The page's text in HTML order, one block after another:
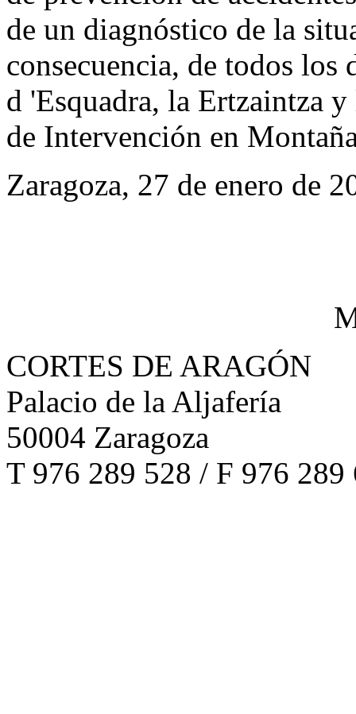
de un diagnóstico de la
consecuencia, de todos los
d 'Esquadra, la Ertzaintza
de Intervención en
Zaragoza, 27 de enero de
CORTES DE ARAGÓN
Palacio de la Aljafería
50004 Zaragoza
T 976 289 528 / F 976 289